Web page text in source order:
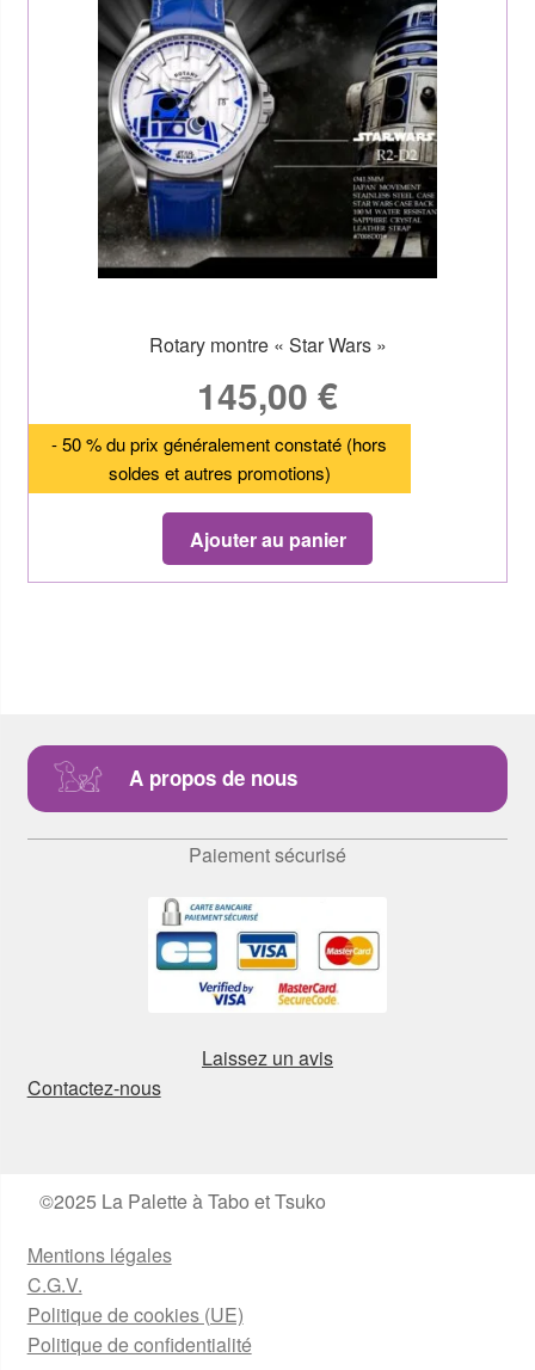
Rotary montre « Star Wars »
145,00 €
- 50 % du prix généralement constaté (hors
soldes et autres promotions)
Ajouter au panier
A propos de nous
Paiement sécurisé
Laissez un avis
Contactez-nous
©2025 La Palette à Tabo et Tsuko
Mentions légales
C.G.V.
Politique de cookies (UE)
Politique de confidentialité